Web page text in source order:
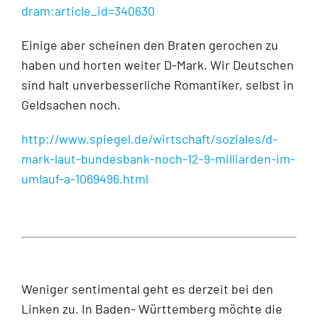
dram:article_id=340630
Einige aber scheinen den Braten gerochen zu
haben und horten weiter D-Mark. Wir Deutschen
sind halt unverbesserliche Romantiker, selbst in
Geldsachen noch.
http://www.spiegel.de/wirtschaft/soziales/d-
mark-laut-bundesbank-noch-12-9-milliarden-im-
umlauf-a-1069496.html
Weniger sentimental geht es derzeit bei den
Linken zu. In Baden- Württemberg möchte die